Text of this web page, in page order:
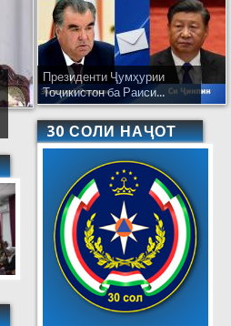
Президенти Ҷумҳурии
Тоҷикистон ба Раиси...
30 СОЛИ НАҶОТ